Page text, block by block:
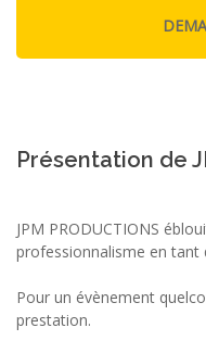
Présentation de
JPM PRODUCTIONS
professionnalisme en tant
Pour un évènement
prestation.